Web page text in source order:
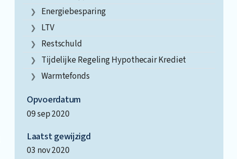
Energiebesparing
LTV
Restschuld
Tijdelijke Regeling Hypothecair Krediet
Warmtefonds
Opvoerdatum
09 sep 2020
Laatst gewijzigd
03 nov 2020